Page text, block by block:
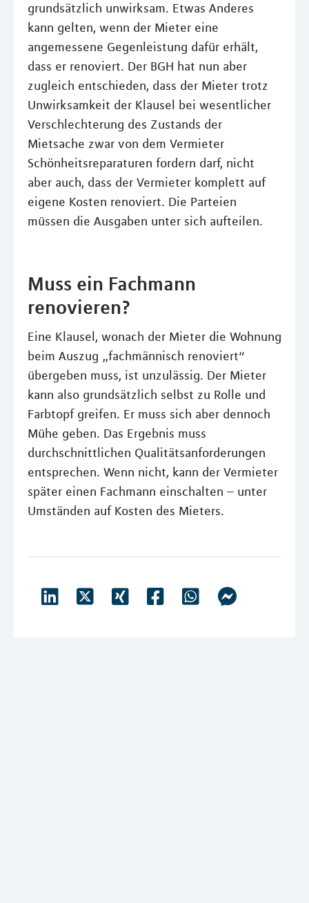
grundsätzlich unwirksam. Etwas Anderes
kann gelten, wenn der Mieter eine
angemessene Gegenleistung dafür erhält,
dass er renoviert. Der BGH hat nun aber
zugleich entschieden, dass der Mieter trotz
Unwirksamkeit der Klausel bei wesentlicher
Verschlechterung des Zustands der
Mietsache zwar von dem Vermieter
Schönheitsreparaturen fordern darf, nicht
aber auch, dass der Vermieter komplett auf
eigene Kosten renoviert. Die Parteien
müssen die Ausgaben unter sich aufteilen.
Muss ein Fachmann
renovieren?
Eine Klausel, wonach der Mieter die Wohnung
beim Auszug „fachmännisch renoviert“
übergeben muss, ist unzulässig. Der Mieter
kann also grundsätzlich selbst zu Rolle und
Farbtopf greifen. Er muss sich aber dennoch
Mühe geben. Das Ergebnis muss
durchschnittlichen Qualitätsanforderungen
entsprechen. Wenn nicht, kann der Vermieter
später einen Fachmann einschalten – unter
Umständen auf Kosten des Mieters.